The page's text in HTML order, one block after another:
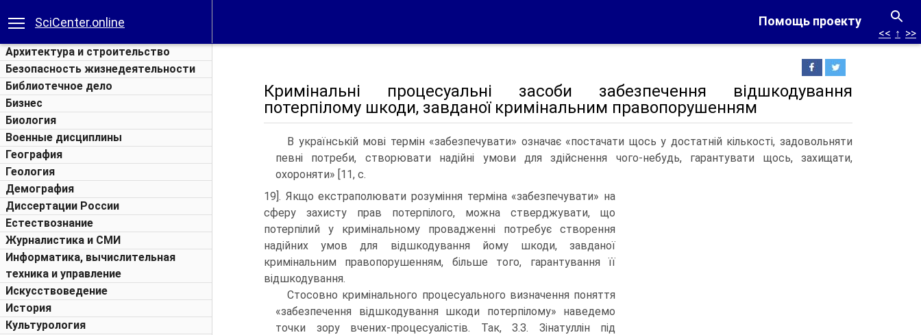
Помощь проекту
SciCenter.online
Архитектура и строительство
Безопасность жизнедеятельности
Библиотечное дело
Бизнес
Биология
Военные дисциплины
География
Геология
Демография
Диссертации России
Естествознание
Журналистика и СМИ
Информатика, вычислительная
техника и управление
Искусствоведение
История
Культурология
<< ↑ >>
Кримінальні процесуальні засоби забезпечення відшкодування
потерпілому шкоди, завданої кримінальним правопорушенням
В українській мові термін «забезпечувати» означає «постачати щось у достатній кількості, задовольняти
певні потреби, створювати надійні умови для здійснення чого-небудь, гарантувати щось, захищати,
охороняти» [11, с.
19]. Якщо екстраполювати розуміння терміна «забезпечувати» на
сферу захисту прав потерпілого, можна стверджувати, що
потерпілий у кримінальному провадженні потребує створення
надійних умов для відшкодування йому шкоди, завданої
кримінальним правопорушенням, більше того, гарантування її
відшкодування.
Стосовно кримінального процесуального визначення поняття
«забезпечення відшкодування шкоди потерпілому» наведемо
точки зору вчених-процесуалістів. Так, З.З. Зінатуллін під